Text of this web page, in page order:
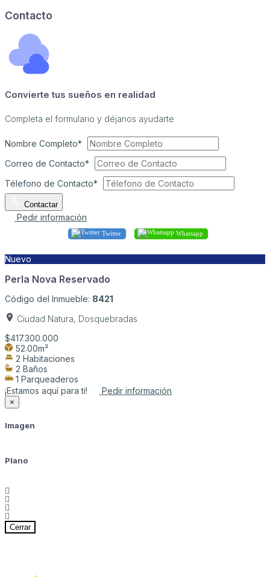
Contacto
Convierte tus sueños en realidad
Completa el formulario y déjanos ayudarte
Nombre Completo*
Correo de Contacto*
Télefono de Contacto*
Contactar
Pedir información
Twitter Whatsapp
Nuevo
Perla Nova Reservado
Código del Inmueble: 8421
Ciudad Natura, Dosquebradas
$417.300.000
52.00m²
2 Habitaciones
2 Baños
1 Parqueaderos
¡Estamos aquí para ti!
Pedir información
×
Imagen
Plano
Cerrar